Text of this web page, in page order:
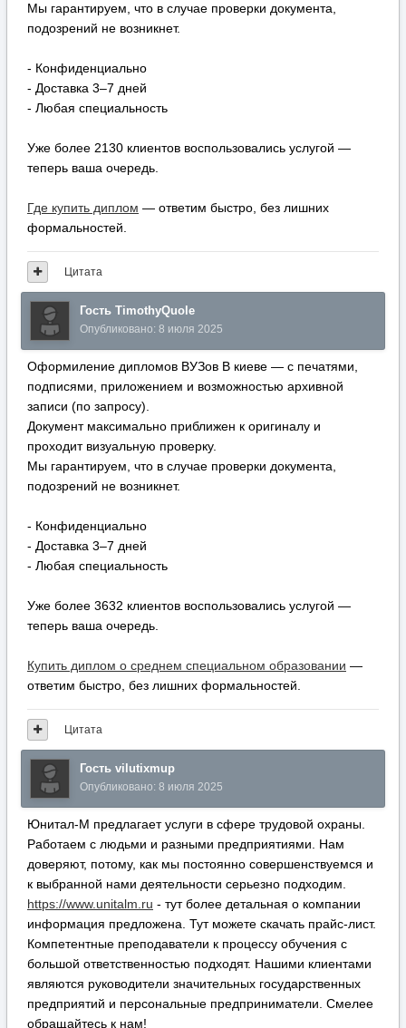
Мы гарантируем, что в случае проверки документа,
подозрений не возникнет.
- Конфиденциально
- Доставка 3–7 дней
- Любая специальность
Уже более 2130 клиентов воспользовались услугой —
теперь ваша очередь.
Где купить диплом — ответим быстро, без лишних
формальностей.
Цитата
Гость TimothyQuole
Опубликовано: 8 июля 2025
Оформиление дипломов ВУЗов В киеве — с печатями,
подписями, приложением и возможностью архивной
записи (по запросу).
Документ максимально приближен к оригиналу и
проходит визуальную проверку.
Мы гарантируем, что в случае проверки документа,
подозрений не возникнет.
- Конфиденциально
- Доставка 3–7 дней
- Любая специальность
Уже более 3632 клиентов воспользовались услугой —
теперь ваша очередь.
Купить диплом о среднем специальном образовании —
ответим быстро, без лишних формальностей.
Цитата
Гость vilutixmup
Опубликовано: 8 июля 2025
Юнитал-М предлагает услуги в сфере трудовой охраны.
Работаем с людьми и разными предприятиями. Нам
доверяют, потому, как мы постоянно совершенствуемся и
к выбранной нами деятельности серьезно подходим.
https://www.unitalm.ru - тут более детальная о компании
информация предложена. Тут можете скачать прайс-лист.
Компетентные преподаватели к процессу обучения с
большой ответственностью подходят. Нашими клиентами
являются руководители значительных государственных
предприятий и персональные предприниматели. Смелее
обращайтесь к нам!